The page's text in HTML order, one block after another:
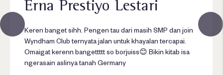
Erna Prestiyo Lestari
Keren banget sihh. Pengen tau dari masih SMP dan join
Wyndham Club ternyata jalan untuk khayalan tercapai.
Omaigat kerenn bangettttt so borjuiss😊 Bikin kitab isa
ngerasain aslinya tanah Germany